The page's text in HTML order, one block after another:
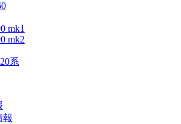
mk1
mk2
系
報